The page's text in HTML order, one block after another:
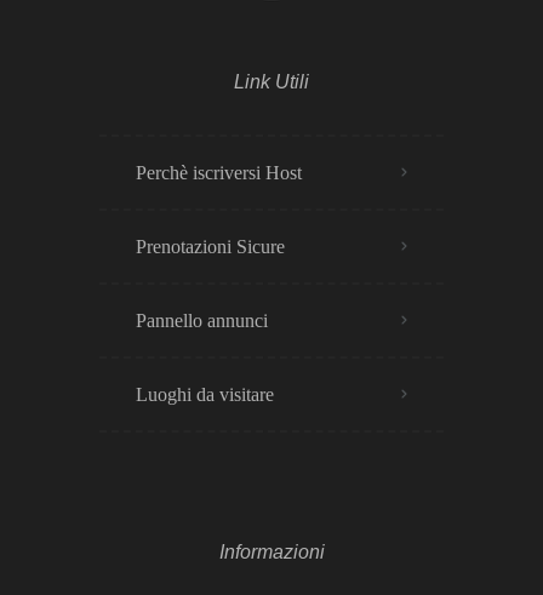
Link Utili
Perchè iscriversi Host
Prenotazioni Sicure
Pannello annunci
Luoghi da visitare
Informazioni